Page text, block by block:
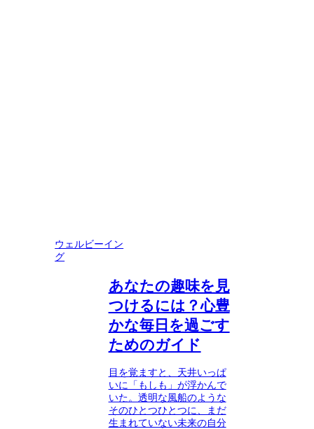
ウェルビーイン
グ
あなたの趣味を見
つけるには？心豊
かな毎日を過ごす
ためのガイド
目を覚ますと、天井いっぱ
いに「もしも」が浮かんで
いた。透明な風船のような
そのひとつひとつに、まだ
生まれていない未来の自分